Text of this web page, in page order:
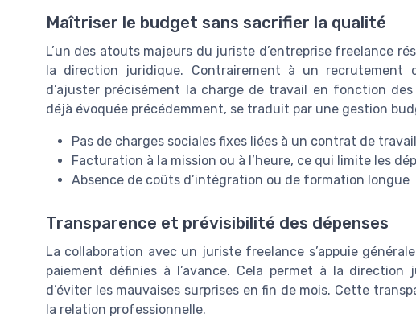
Maîtriser le budget sans sacrifier la qualité
L’un des atouts majeurs du juriste d’entreprise freelance
la direction juridique. Contrairement à un recrutement
d’ajuster précisément la charge de travail en fonction
déjà évoquée précédemment, se traduit par une gestion
Pas de charges sociales fixes liées à un contrat de
Facturation à la mission ou à l’heure, ce qui limite les
Absence de coûts d’intégration ou de formation longue
Transparence et prévisibilité des dépenses
La collaboration avec un juriste freelance s’appuie
paiement définies à l’avance. Cela permet à la
d’éviter les mauvaises surprises en fin de mois. Cette
la relation professionnelle.